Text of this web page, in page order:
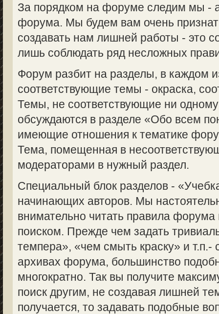
За порядком на форуме следим мы -
форума. Мы будем вам очень
создавать нам лишней работы - это
лишь соблюдать ряд несложных
Форум разбит на разделы, в каждом
соответствующие темы - окраска,
Темы, не соответствующие ни
обсуждаются в разделе «Обо всем
имеющие отношения к тематике
Тема, помещенная в
модераторами в нужный раздел.
Специальный блок разделов -
начинающих авторов. Мы
внимательно читать правила форума
поиском. Прежде чем задать
темпера», «чем смыть краску» и т.п.-
архивах форума, большинство
многократно. Так вы получите
поиск другим, не создавая лишней
получается, то задавать подобные